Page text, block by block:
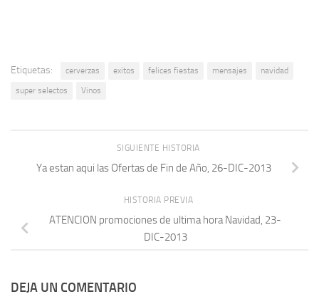
Etiquetas: cerverzas exitos felices fiestas mensajes
navidad
super selectos
Vinos
SIGUIENTE HISTORIA
Ya estan aqui las Ofertas de Fin de Año, 26-DIC-2013
HISTORIA PREVIA
ATENCION promociones de ultima hora Navidad, 23-
DIC-2013
DEJA UN COMENTARIO